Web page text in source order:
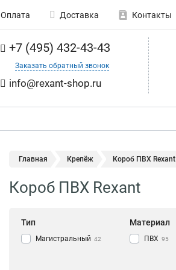
Оплата Доставка Контакты
+7 (495) 432-43-43
Заказать обратный звонок
info@rexant-shop.ru
Главная Крепёж Короб ПВХ Rexant
Короб ПВХ Rexant
Тип
Магистральный 42
Материал
ПВХ 95